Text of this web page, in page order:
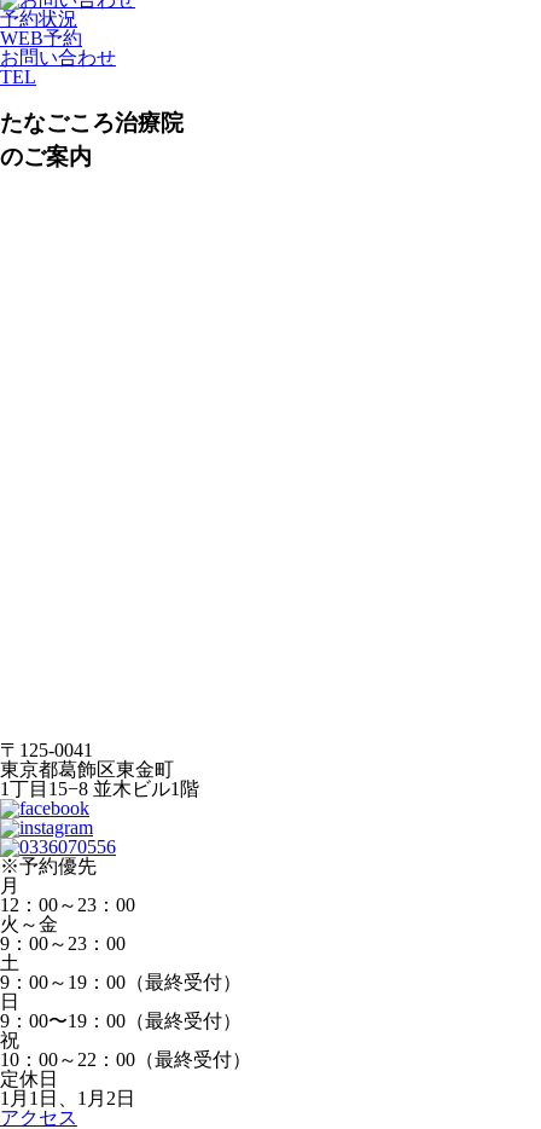
予約状況
WEB予約
お問い合わせ
TEL
たなごころ治療院
のご案内
〒125-0041
東京都葛飾区東金町
1丁目15−8 並木ビル1階
※予約優先
月
12：00～23：00
火～金
9：00～23：00
土
9：00～19：00（最終受付）
日
9：00〜19：00（最終受付）
祝
10：00～22：00（最終受付）
定休日
1月1日、1月2日
アクセス